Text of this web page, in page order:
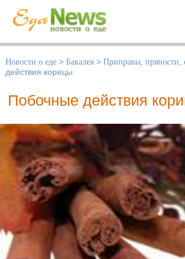
Новости о еде > Бакалея > Приправы, пряности,
действия корицы
Побочные действия